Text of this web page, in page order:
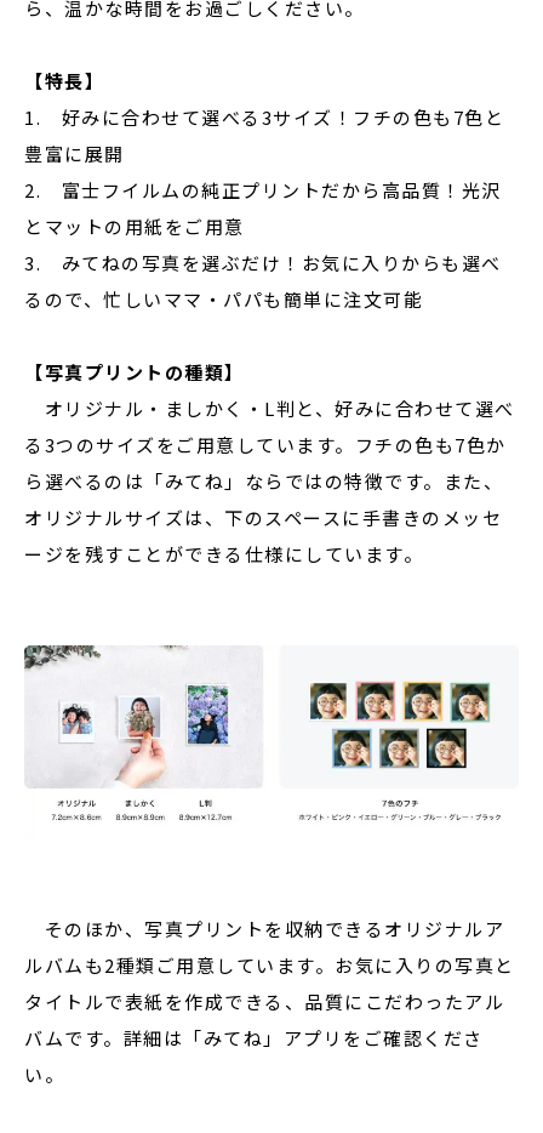
ら、温かな時間をお過ごしください。
【特長】
1. 好みに合わせて選べる3サイズ！フチの色も7色と
豊富に展開
2. 富士フイルムの純正プリントだから高品質！光沢
とマットの用紙をご用意
3. みてねの写真を選ぶだけ！お気に入りからも選べ
るので、忙しいママ・パパも簡単に注文可能
【写真プリントの種類】
オリジナル・ましかく・L判と、好みに合わせて選べ
る3つのサイズをご用意しています。フチの色も7色か
ら選べるのは「みてね」ならではの特徴です。また、
オリジナルサイズは、下のスペースに手書きのメッセ
ージを残すことができる仕様にしています。
そのほか、写真プリントを収納できるオリジナルア
ルバムも2種類ご用意しています。お気に入りの写真と
タイトルで表紙を作成できる、品質にこだわったアル
バムです。詳細は「みてね」アプリをご確認くださ
い。